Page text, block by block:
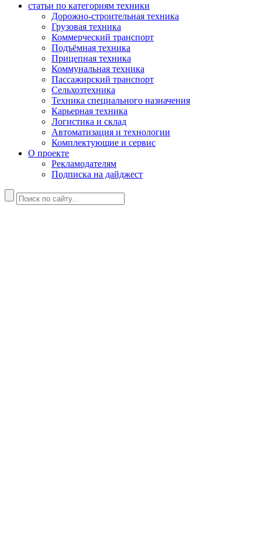
статьи по категориям техники
Дорожно-строительная техника
Грузовая техника
Коммерческий транспорт
Подъёмная техника
Прицепная техника
Коммунальная техника
Пассажирский транспорт
Сельхозтехника
Техника специального назначения
Карьерная техника
Логистика и склад
Автоматизация и технологии
Комплектующие и сервис
О проекте
Рекламодателям
Подписка на дайджест